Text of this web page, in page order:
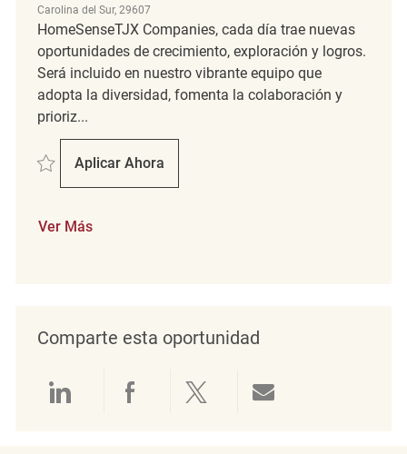
Carolina del Sur, 29607
HomeSenseTJX Companies, cada día trae nuevas
oportunidades de crecimiento, exploración y logros.
Será incluido en nuestro vibrante equipo que
adopta la diversidad, fomenta la colaboración y
prioriz...
Salvar FT Merchandising Coordinator REQ62269
Aplicar Ahora
FT Merchandising Coordinator
Ver Más
Comparte esta oportunidad
Compartir a través de LinkedIn
Compartir a través de
Compartir a través